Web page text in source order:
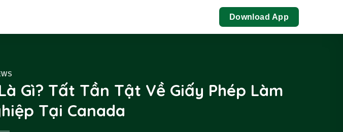
Download App
Gì? Tất Tần Tật Về Giấy Phép Làm
Tại Canada